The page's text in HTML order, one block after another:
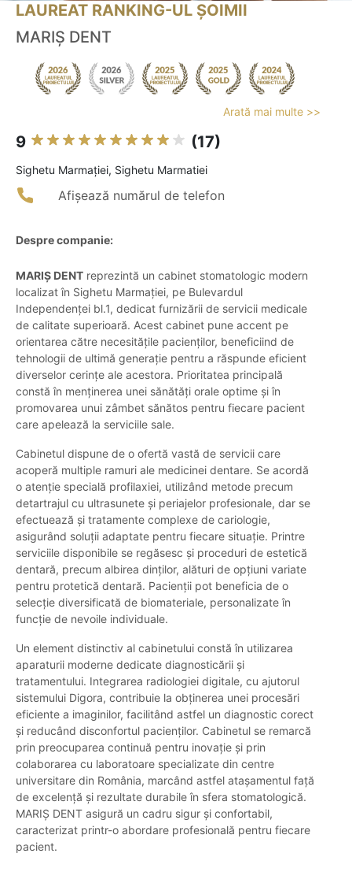
LAUREAT RANKING-UL ȘOIMII
MARIȘ DENT
Arată mai multe >>
9 (17)
Sighetu Marmaţiei, Sighetu Marmatiei
Afișează numărul de telefon
Despre companie:
MARIȘ DENT reprezintă un cabinet stomatologic modern
localizat în Sighetu Marmației, pe Bulevardul
Independenței bl.1, dedicat furnizării de servicii medicale
de calitate superioară. Acest cabinet pune accent pe
orientarea către necesitățile pacienților, beneficiind de
tehnologii de ultimă generație pentru a răspunde eficient
diverselor cerințe ale acestora. Prioritatea principală
constă în menținerea unei sănătăți orale optime și în
promovarea unui zâmbet sănătos pentru fiecare pacient
care apelează la serviciile sale.
Cabinetul dispune de o ofertă vastă de servicii care
acoperă multiple ramuri ale medicinei dentare. Se acordă
o atenție specială profilaxiei, utilizând metode precum
detartrajul cu ultrasunete și periajelor profesionale, dar se
efectuează și tratamente complexe de cariologie,
asigurând soluții adaptate pentru fiecare situație. Printre
serviciile disponibile se regăsesc și proceduri de estetică
dentară, precum albirea dinților, alături de opțiuni variate
pentru protetică dentară. Pacienții pot beneficia de o
selecție diversificată de biomateriale, personalizate în
funcție de nevoile individuale.
Un element distinctiv al cabinetului constă în utilizarea
aparaturii moderne dedicate diagnosticării și
tratamentului. Integrarea radiologiei digitale, cu ajutorul
sistemului Digora, contribuie la obținerea unei procesări
eficiente a imaginilor, facilitând astfel un diagnostic corect
și reducând disconfortul pacienților. Cabinetul se remarcă
prin preocuparea continuă pentru inovație și prin
colaborarea cu laboratoare specializate din centre
universitare din România, marcând astfel atașamentul față
de excelență și rezultate durabile în sfera stomatologică.
MARIȘ DENT asigură un cadru sigur și confortabil,
caracterizat printr-o abordare profesională pentru fiecare
pacient.